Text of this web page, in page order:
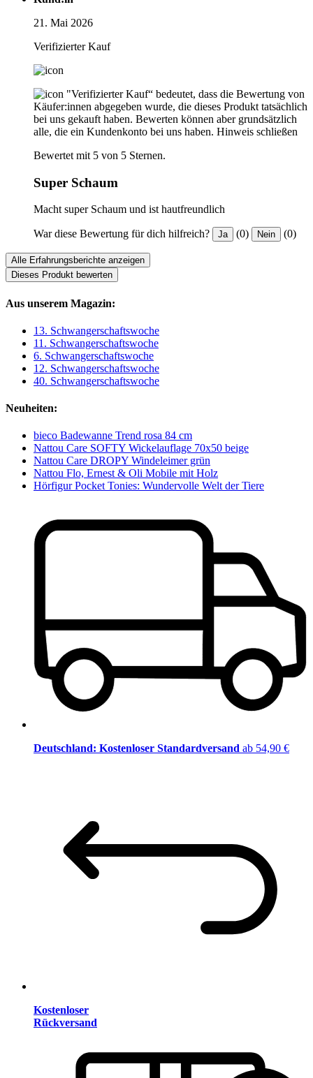
21. Mai 2026
Verifizierter Kauf
"Verifizierter Kauf“ bedeutet, dass die Bewertung von
Käufer:innen abgegeben wurde, die dieses Produkt tatsächlich
bei uns gekauft haben. Bewerten können aber grundsätzlich
alle, die ein Kundenkonto bei uns haben. Hinweis schließen
Bewertet mit 5 von 5 Sternen.
Super Schaum
Macht super Schaum und ist hautfreundlich
War diese Bewertung für dich hilfreich? Ja (0) Nein (0)
Alle Erfahrungsberichte anzeigen
Dieses Produkt bewerten
Aus unserem Magazin:
13. Schwangerschaftswoche
11. Schwangerschaftswoche
6. Schwangerschaftswoche
12. Schwangerschaftswoche
40. Schwangerschaftswoche
Neuheiten:
bieco Badewanne Trend rosa 84 cm
Nattou Care SOFTY Wickelauflage 70x50 beige
Nattou Care DROPY Windeleimer grün
Nattou Flo, Ernest & Oli Mobile mit Holz
Hörfigur Pocket Tonies: Wundervolle Welt der Tiere
Deutschland: Kostenloser Standardversand ab 54,90 €
Kostenloser
Rückversand